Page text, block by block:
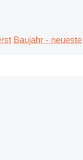
Baujahr - neueste